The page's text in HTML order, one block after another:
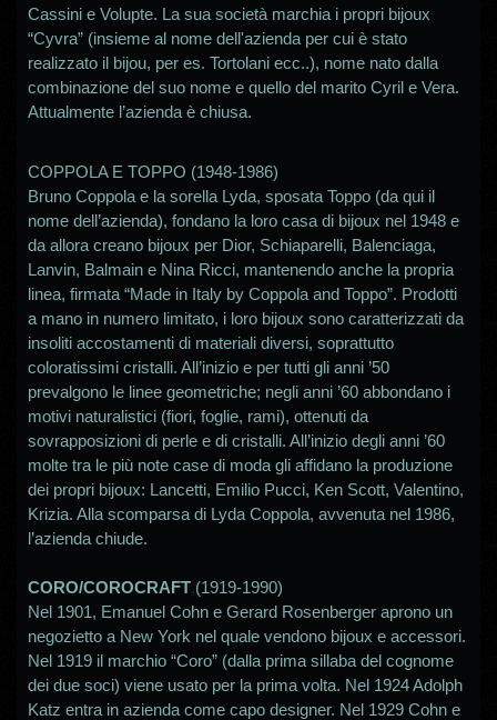
Cassini e Volupte. La sua società marchia i propri bijoux
“Cyvra” (insieme al nome dell'azienda per cui è stato
realizzato il bijou, per es. Tortolani ecc..), nome nato dalla
combinazione del suo nome e quello del marito Cyril e Vera.
Attualmente l’azienda è chiusa.
COPPOLA E TOPPO (1948-1986)
Bruno Coppola e la sorella Lyda, sposata Toppo (da qui il
nome dell’azienda), fondano la loro casa di bijoux nel 1948 e
da allora creano bijoux per Dior, Schiaparelli, Balenciaga,
Lanvin, Balmain e Nina Ricci, mantenendo anche la propria
linea, firmata “Made in Italy by Coppola and Toppo”. Prodotti
a mano in numero limitato, i loro bijoux sono caratterizzati da
insoliti accostamenti di materiali diversi, soprattutto
coloratissimi cristalli. All’inizio e per tutti gli anni ’50
prevalgono le linee geometriche; negli anni ’60 abbondano i
motivi naturalistici (fiori, foglie, rami), ottenuti da
sovrapposizioni di perle e di cristalli. All’inizio degli anni ’60
molte tra le più note case di moda gli affidano la produzione
dei propri bijoux: Lancetti, Emilio Pucci, Ken Scott, Valentino,
Krizia. Alla scomparsa di Lyda Coppola, avvenuta nel 1986,
l’azienda chiude.
CORO/COROCRAFT,(1919-1990)
Nel 1901, Emanuel Cohn e Gerard Rosenberger aprono un
negozietto a New York nel quale vendono bijoux e accessori.
Nel 1919 il marchio “Coro” (dalla prima sillaba del cognome
dei due soci) viene usato per la prima volta. Nel 1924 Adolph
Katz entra in azienda come capo designer. Nel 1929 Cohn e